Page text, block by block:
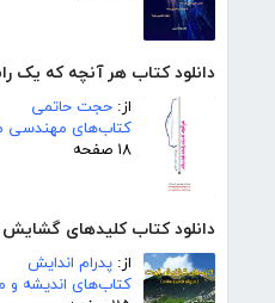
دانلود کتاب هر آنچه که یک
از: حجت حاتمی
کتاب‌های مهندسی
۱۸ صفحه
دانلود کتاب کلیدهای
از: پدرام اندایش
کتاب‌های اندیشه